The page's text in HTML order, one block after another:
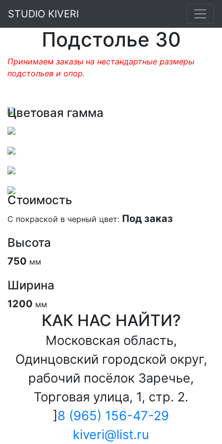
STUDIO KIVERI
Подстолье 30
Принимаем заказы на нестандартные размеры
подстольев и опор.
Цветовая гамма
Стоимость
С покраской в черный цвет: Под заказ
Высота
750 мм
Ширина
1200 мм
КАК НАС НАЙТИ?
Московская область,
Одинцовский городской округ,
рабочий посёлок Заречье,
Торговая улица, 1, стр. 2.
]8 (965) 156-47-29
kiveri@list.ru